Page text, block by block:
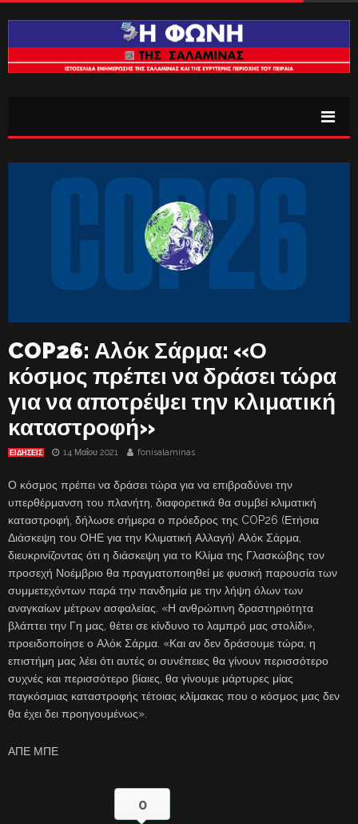
COP26: Αλόκ Σάρμα: «Ο
κόσμος πρέπει να δράσει τώρα
για να αποτρέψει την κλιματική
καταστροφή»
ΕΙΔΗΣΕΙΣ 14 Μαΐου 2021 fonisalaminas
Ο κόσμος πρέπει να δράσει τώρα για να επιβραδύνει την
υπερθέρμανση του πλανήτη, διαφορετικά θα συμβεί κλιματική
καταστροφή, δήλωσε σήμερα ο πρόεδρος της COP26 (Ετήσια
Διάσκεψη του ΟΗΕ για την Κλιματική Αλλαγή) Αλόκ Σάρμα,
διευκρινίζοντας ότι η διάσκεψη για το Κλίμα της Γλασκώβης τον
προσεχή Νοέμβριο θα πραγματοποιηθεί με φυσική παρουσία των
συμμετεχόντων παρά την πανδημία με την λήψη όλων των
αναγκαίων μέτρων ασφαλείας. «Η ανθρώπινη δραστηριότητα
βλάπτει την Γη μας, θέτει σε κίνδυνο το λαμπρό μας στολίδι»,
προειδοποίησε ο Αλόκ Σάρμα. «Και αν δεν δράσουμε τώρα, η
επιστήμη μας λέει ότι αυτές οι συνέπειες θα γίνουν περισσότερο
συχνές και περισσότερο βίαιες, θα γίνουμε μάρτυρες μίας
παγκόσμιας καταστροφής τέτοιας κλίμακας που ο κόσμος μας δεν
θα έχει δει προηγουμένως».
ΑΠΕ ΜΠΕ
0